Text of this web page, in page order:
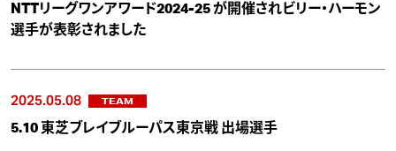
NTTリーグワンアワード2024-25 が開催されビリー・ハーモン
選手が表彰されました
2025.05.08 TEAM
5.10 東芝ブレイブルーパス東京戦 出場選手